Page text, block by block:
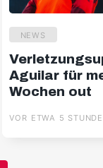
NEWS
Aguilar für
Wochen out
VOR ETWA 5